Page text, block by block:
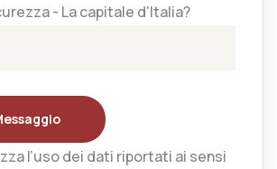
- La capitale d'Italia?
l’uso dei dati riportati ai sensi